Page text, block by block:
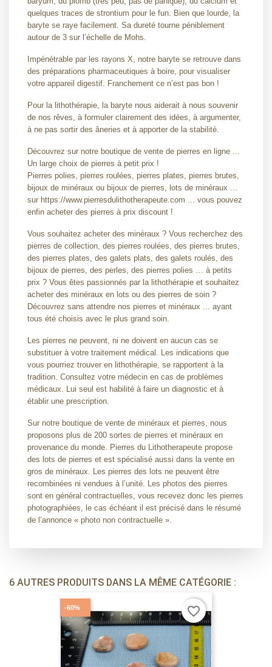
quelques traces de strontium pour le fun. Bien que lourde, la
baryte se raye facilement. Sa dureté tourne péniblement
autour de 3 sur l’échelle de Mohs.
Impénétrable par les rayons X, notre baryte se retrouve dans
des préparations pharmaceutiques à boire, pour visualiser
votre appareil digestif. Franchement ce n’est pas bon !
Pour la lithothérapie, la baryte nous aiderait à nous souvenir
de nos rêves, à formuler clairement des idées, à argumenter,
à ne pas sortir des âneries et à apporter de la stabilité.
Découvrez sur notre boutique de vente de pierres en ligne ...
Un large choix de pierres à petit prix !
Pierres polies, pierres roulées, pierres plates, pierres brutes,
bijoux de minéraux ou bijoux de pierres, lots de minéraux ...
sur https://www.pierresdulithotherapeute.com ... vous pouvez
enfin acheter des pierres à prix discount !
Vous souhaitez acheter des minéraux ? Vous recherchez des
pierres de collection, des pierres roulées, des pierres brutes,
des pierres plates, des galets plats, des galets roulés, des
bijoux de pierres, des perles, des pierres polies … à petits
prix ? Vous êtes passionnés par la lithothérapie et souhaitez
acheter des minéraux en lots ou des pierres de soin ?
Découvrez sans attendre nos pierres et minéraux ... ayant
tous été choisis avec le plus grand soin.
Les pierres ne peuvent, ni ne doivent en aucun cas se
substituer à votre traitement médical. Les indications que
vous pourriez trouver en lithothérapie, se rapportent à la
tradition. Consultez votre médecin en cas de problèmes
médicaux. Lui seul est habilité à faire un diagnostic et à
établir une prescription.
Sur notre boutique de vente de minéraux et pierres, nous
proposons plus de 200 sortes de pierres et minéraux en
provenance du monde. Pierres du Lithotherapeute propose
des lots de pierres et est spécialisé aussi dans la vente en
gros de minéraux. Les pierres des lots ne peuvent être
recombinées ni vendues à l’unité. Les photos des pierres
sont en général contractuelles, vous recevez donc les pierres
photographiées, le cas échéant il est précisé dans le résumé
de l’annonce « photo non contractuelle ».
6 AUTRES PRODUITS DANS LA MÊME CATÉGORIE :
-60% favorite_border